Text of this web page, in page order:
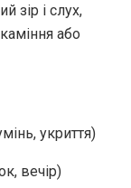
зір і слух,
або
укриття)
вечір)